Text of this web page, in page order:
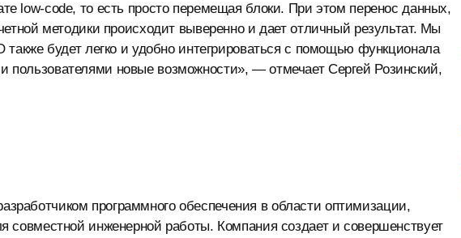
low-code, то есть просто перемещая блоки. При этом перенос данных,
методики происходит выверенно и дает отличный результат. Мы
будет легко и удобно интегрироваться с помощью функционала
пользователями новые возможности», — отмечает Сергей Розинский,
программного обеспечения в области оптимизации,
совместной инженерной работы. Компания создает и совершенствует